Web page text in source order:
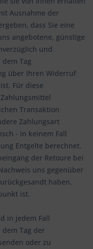
Ausnahme der
dass Sie eine
angebotene, günstige
und
Tag
über Ihren Widerruf
Für diese
Transaktion
Zahlungsart
- in keinem Fall
Entgelte berechnet.
der Retoure bei
uns gegenüber
haben,
ist.
in jedem Fall
Tag der
oder zu